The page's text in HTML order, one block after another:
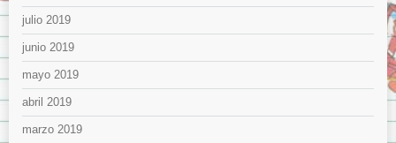
julio 2019
junio 2019
mayo 2019
abril 2019
marzo 2019